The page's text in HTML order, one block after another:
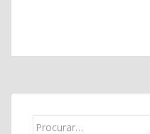
Search